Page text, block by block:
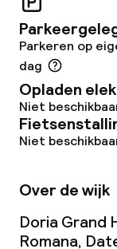
Beleid
Overal
Parkeren op
dag
Opladen
Niet
Niet
Over de wijk
Doria Grand
Romana,